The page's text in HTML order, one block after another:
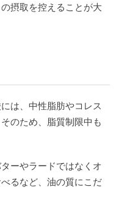
摂取を控えることが大
は、中性脂肪やコレス
のため、脂質制限中も
ーやラードではなくオ
るなど、油の質にこだ